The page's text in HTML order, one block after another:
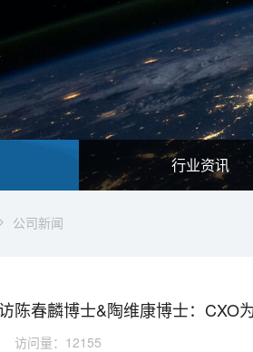
行业资讯
公司新闻
陈春麟博士&陶维康博士：CXO
访问量： 12155